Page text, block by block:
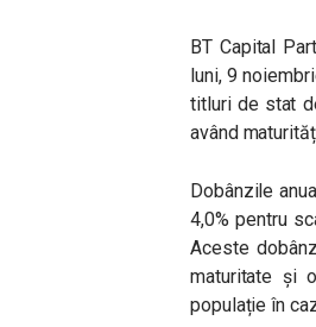
BT Capital
luni, 9
titluri de stat
având
Dobânzile
4,0% pentru
Aceste
maturitate și
populație în